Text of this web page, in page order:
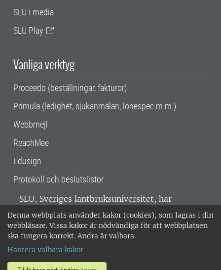
Denna webbplats använder kakor (cookies), som lagras i din
webbläsare. Vissa kakor är nödvändiga för att webbplatsen
ska fungera korrekt. Andra är valbara.
Hantera valbara kakor
SLU i media
SLU Play
Vanliga verktyg
Proceedo (beställningar, fakturor)
Primula (ledighet, sjukanmälan, lönespec m.m.)
Webbmejl
ReachMee
Edusign
Protokoll och beslutslistor
SLU, Sveriges lantbruksuniversitet, har
verksamhet över hela Sverige. Huvudorter är
Alnarp, Uppsala och Umeå.SLU är
miljöcertifierat enligt ISO 14001. •
018-67 10 00 • Org nr: 202100-2817 •